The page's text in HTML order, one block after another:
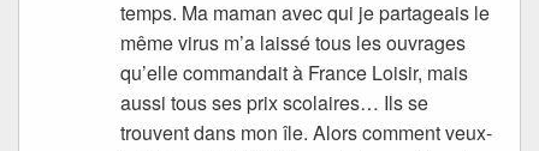
temps. Ma maman avec qui je partageais le
même virus m’a laissé tous les ouvrages
qu’elle commandait à France Loisir, mais
aussi tous ses prix scolaires… Ils se
trouvent dans mon île. Alors comment veux-